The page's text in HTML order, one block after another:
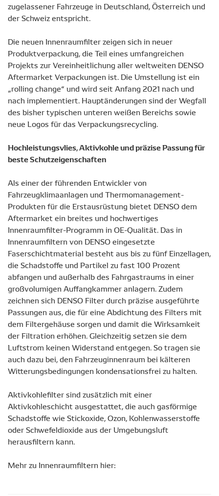
zugelassener Fahrzeuge in Deutschland, Österreich und
der Schweiz entspricht.
Die neuen Innenraumfilter zeigen sich in neuer
Produktverpackung, die Teil eines umfangreichen
Projekts zur Vereinheitlichung aller weltweiten DENSO
Aftermarket Verpackungen ist. Die Umstellung ist ein
„rolling change“ und wird seit Anfang 2021 nach und
nach implementiert. Hauptänderungen sind der Wegfall
des bisher typischen unteren weißen Bereichs sowie
neue Logos für das Verpackungsrecycling.
Hochleistungsvlies, Aktivkohle und präzise Passung für
beste Schutzeigenschaften
Als einer der führenden Entwickler von
Fahrzeugklimaanlagen und Thermomanagement-
Produkten für die Erstausrüstung bietet DENSO dem
Aftermarket ein breites und hochwertiges
Innenraumfilter-Programm in OE-Qualität. Das in
Innenraumfiltern von DENSO eingesetzte
Faserschichtmaterial besteht aus bis zu fünf Einzellagen,
die Schadstoffe und Partikel zu fast 100 Prozent
abfangen und außerhalb des Fahrgastraums in einer
großvolumigen Auffangkammer anlagern. Zudem
zeichnen sich DENSO Filter durch präzise ausgeführte
Passungen aus, die für eine Abdichtung des Filters mit
dem Filtergehäuse sorgen und damit die Wirksamkeit
der Filtration erhöhen. Gleichzeitig setzen sie dem
Luftstrom keinen Widerstand entgegen. So tragen sie
auch dazu bei, den Fahrzeuginnenraum bei kälteren
Witterungsbedingungen kondensationsfrei zu halten.
Aktivkohlefilter sind zusätzlich mit einer
Aktivkohleschicht ausgestattet, die auch gasförmige
Schadstoffe wie Stickoxide, Ozon, Kohlenwasserstoffe
oder Schwefeldioxide aus der Umgebungsluft
herausfiltern kann.
Mehr zu Innenraumfiltern hier: